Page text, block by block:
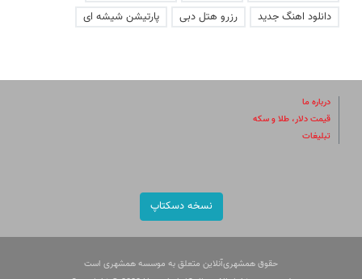
دانلود اهنگ جدید
رزرو هتل دبی پارتیشن شیشه ای
درباره ما
قیمت دلار، طلا و سکه
تبلیغات
نسخه دسکتاپ
حقوق همشهری‌آنلاین متعلق به موسسه همشهری است